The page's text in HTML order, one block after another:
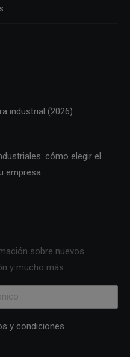
industrial (2026)
cómo elegir el
empresa
sobre nuevos
y mucho más.
y condiciones